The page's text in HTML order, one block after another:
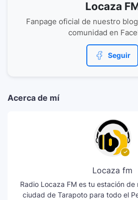
Locaza
Fanpage oficial de nuestro
comunidad en
Seguir
Acerca de mí
Locaza fm
Radio Locaza FM es tu estación de
ciudad de Tarapoto para todo el